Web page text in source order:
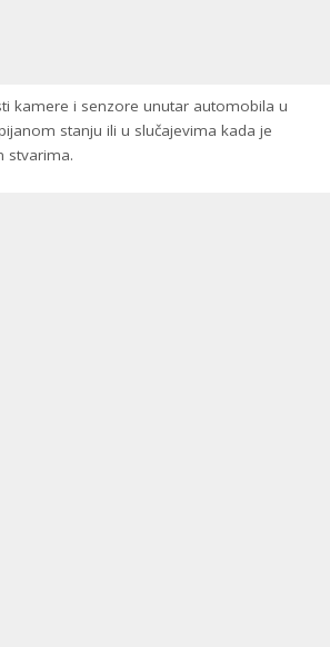
kamere i senzore unutar automobila u
stanju ili u slučajevima kada je
stvarima.